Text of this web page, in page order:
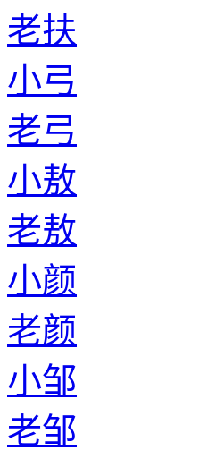
老扶
小弓
老弓
小敖
老敖
小颜
老颜
小邹
老邹